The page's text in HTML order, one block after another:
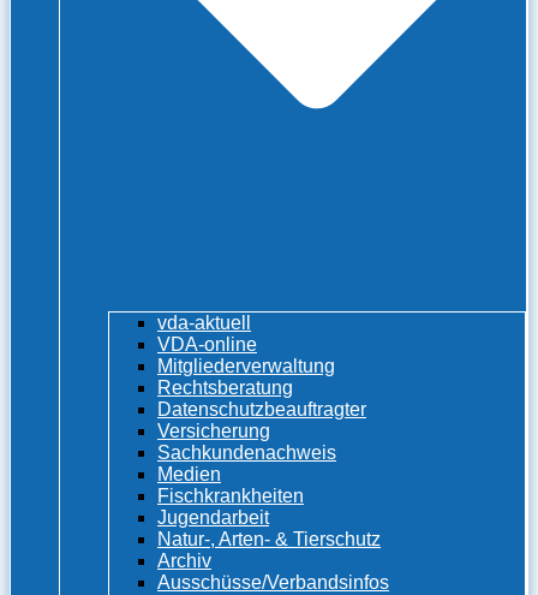
vda-aktuell
VDA-online
Mitgliederverwaltung
Rechtsberatung
Datenschutzbeauftragter
Versicherung
Sachkundenachweis
Medien
Fischkrankheiten
Jugendarbeit
Natur-, Arten- & Tierschutz
Archiv
Ausschüsse/Verbandsinfos